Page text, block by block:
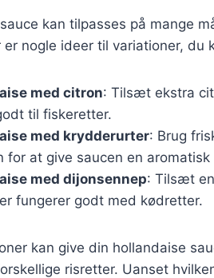
kan tilpasses på mange
er nogle ideer til variationer, du
med citron: Tilsæt ekstra
til fiskeretter.
med krydderurter: Brug
for at give saucen en aromatisk
med dijonsennep: Tilsæt
fungerer godt med kødretter.
kan give din hollandaise
risretter. Uanset